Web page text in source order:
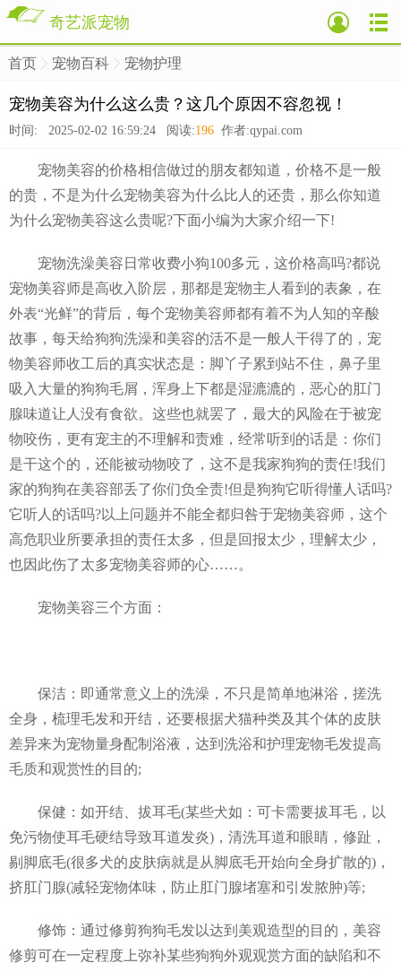
奇艺派宠物
首页 宠物百科 宠物护理
宠物美容为什么这么贵？这几个原因不容忽视！
时间: 2025-02-02 16:59:24 阅读:196 作者:qypai.com
宠物美容的价格相信做过的朋友都知道，价格不是一般
的贵，不是为什么宠物美容为什么比人的还贵，那么你知道
为什么宠物美容这么贵呢?下面小编为大家介绍一下!
宠物洗澡美容日常收费小狗100多元，这价格高吗?都说
宠物美容师是高收入阶层，那都是宠物主人看到的表象，在
外表“光鲜”的背后，每个宠物美容师都有着不为人知的辛酸
故事，每天给狗狗洗澡和美容的活不是一般人干得了的，宠
物美容师收工后的真实状态是：脚丫子累到站不住，鼻子里
吸入大量的狗狗毛屑，浑身上下都是湿漉漉的，恶心的肛门
腺味道让人没有食欲。这些也就罢了，最大的风险在于被宠
物咬伤，更有宠主的不理解和责难，经常听到的话是：你们
是干这个的，还能被动物咬了，这不是我家狗狗的责任!我们
家的狗狗在美容部丢了你们负全责!但是狗狗它听得懂人话吗?
它听人的话吗?以上问题并不能全都归咎于宠物美容师，这个
高危职业所要承担的责任太多，但是回报太少，理解太少，
也因此伤了太多宠物美容师的心……。
宠物美容三个方面：
保洁：即通常意义上的洗澡，不只是简单地淋浴，搓洗
全身，梳理毛发和开结，还要根据犬猫种类及其个体的皮肤
差异来为宠物量身配制浴液，达到洗浴和护理宠物毛发提高
毛质和观赏性的目的;
保健：如开结、拔耳毛(某些犬如：可卡需要拔耳毛，以
免污物使耳毛硬结导致耳道发炎)，清洗耳道和眼睛，修趾，
剔脚底毛(很多犬的皮肤病就是从脚底毛开始向全身扩散的)，
挤肛门腺(减轻宠物体味，防止肛门腺堵塞和引发脓肿)等;
修饰：通过修剪狗狗毛发以达到美观造型的目的，美容
修剪可在一定程度上弥补某些狗狗外观观赏方面的缺陷和不